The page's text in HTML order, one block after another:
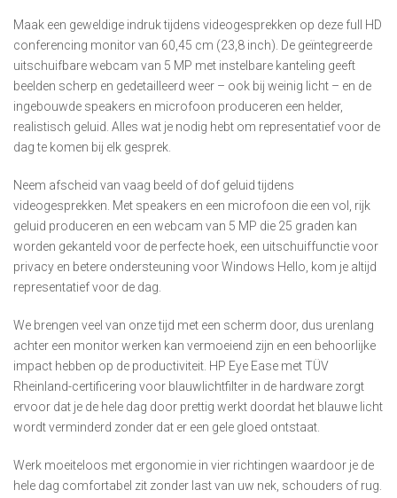
Maak een geweldige indruk tijdens videogesprekken op deze full HD
conferencing monitor van 60,45 cm (23,8 inch). De geïntegreerde
uitschuifbare webcam van 5 MP met instelbare kanteling geeft
beelden scherp en gedetailleerd weer – ook bij weinig licht – en de
ingebouwde speakers en microfoon produceren een helder,
realistisch geluid. Alles wat je nodig hebt om representatief voor de
dag te komen bij elk gesprek.
Neem afscheid van vaag beeld of dof geluid tijdens
videogesprekken. Met speakers en een microfoon die een vol, rijk
geluid produceren en een webcam van 5 MP die 25 graden kan
worden gekanteld voor de perfecte hoek, een uitschuiffunctie voor
privacy en betere ondersteuning voor Windows Hello, kom je altijd
representatief voor de dag.
We brengen veel van onze tijd met een scherm door, dus urenlang
achter een monitor werken kan vermoeiend zijn en een behoorlijke
impact hebben op de productiviteit. HP Eye Ease met TÜV
Rheinland-certificering voor blauwlichtfilter in de hardware zorgt
ervoor dat je de hele dag door prettig werkt doordat het blauwe licht
wordt verminderd zonder dat er een gele gloed ontstaat.
Werk moeiteloos met ergonomie in vier richtingen waardoor je de
hele dag comfortabel zit zonder last van uw nek, schouders of rug.